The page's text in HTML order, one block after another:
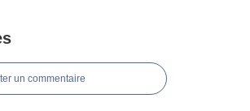
un commentaire